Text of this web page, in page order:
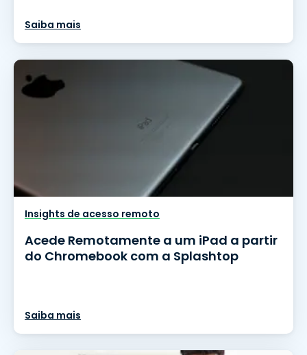
Saiba mais
Insights de acesso remoto
Acede Remotamente a um iPad a partir
do Chromebook com a Splashtop
Saiba mais